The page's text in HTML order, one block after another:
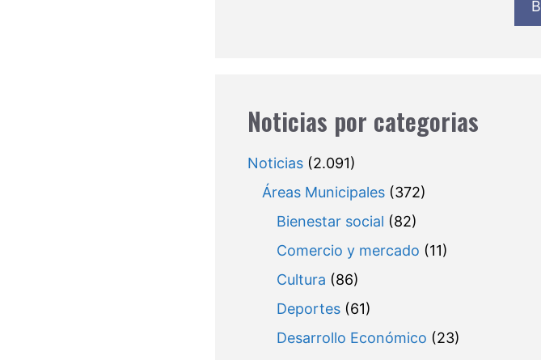
Noticias por categorias
Noticias(2.091)
Áreas Municipales(372)
Bienestar social (82)
Comercio y mercado (11)
Cultura (86)
Deportes(61)
Desarrollo Económico (23)